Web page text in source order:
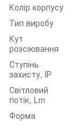
Колір корпусу
Тип виробу
Кут
розсіювання
Ступінь
захисту, ІР
Світловий
потік, Lm
Форма